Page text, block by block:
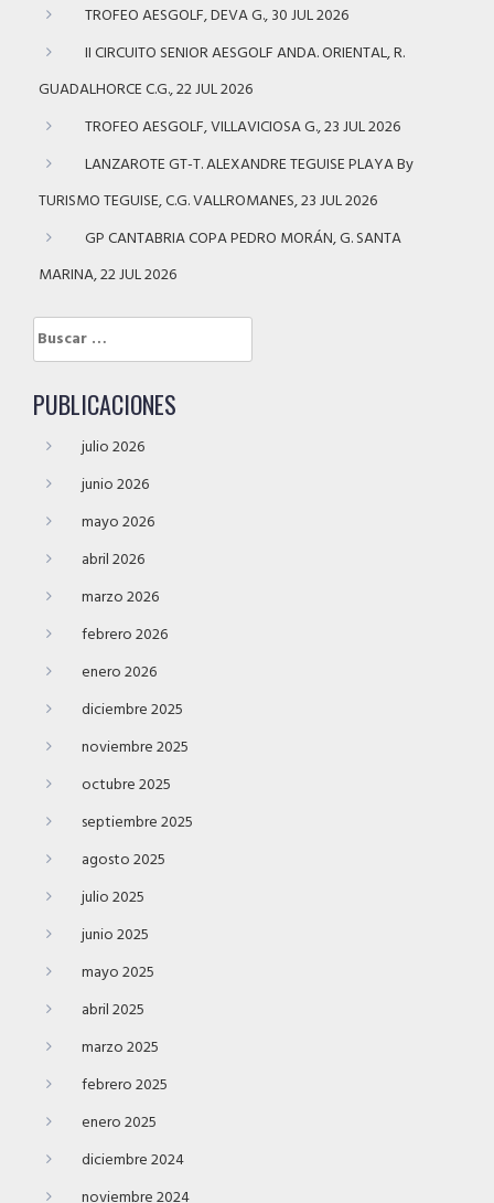
TROFEO AESGOLF, DEVA G., 30 JUL 2026
II CIRCUITO SENIOR AESGOLF ANDA. ORIENTAL, R.
GUADALHORCE C.G., 22 JUL 2026
TROFEO AESGOLF, VILLAVICIOSA G., 23 JUL 2026
LANZAROTE GT-T. ALEXANDRE TEGUISE PLAYA By
TURISMO TEGUISE, C.G. VALLROMANES, 23 JUL 2026
GP CANTABRIA COPA PEDRO MORÁN, G. SANTA
MARINA, 22 JUL 2026
Buscar:
PUBLICACIONES
julio 2026
junio 2026
mayo 2026
abril 2026
marzo 2026
febrero 2026
enero 2026
diciembre 2025
noviembre 2025
octubre 2025
septiembre 2025
agosto 2025
julio 2025
junio 2025
mayo 2025
abril 2025
marzo 2025
febrero 2025
enero 2025
diciembre 2024